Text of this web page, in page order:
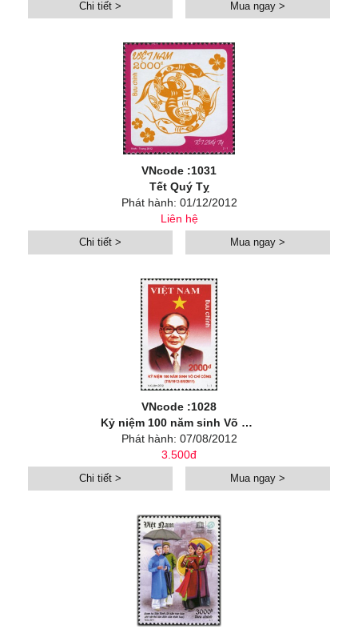
Chi tiết > Mua ngay >
VNcode :1031
Tết Quý Tỵ
Phát hành: 01/12/2012
Liên hệ
Chi tiết > Mua ngay >
VNcode :1028
Kỷ niệm 100 năm sinh Võ Chí Công (7/8/1912 – 8/9/2011)
Phát hành: 07/08/2012
3.500đ
Chi tiết > Mua ngay >